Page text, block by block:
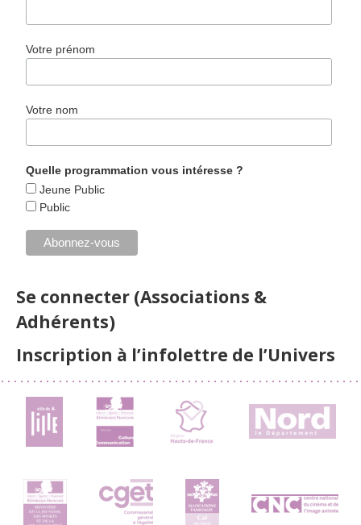
Votre prénom
Votre nom
Quelle programmation vous intéresse ?
Jeune Public
Public
Se connecter (Associations &
Adhérents)
Inscription à l’infolettre de l’Univers